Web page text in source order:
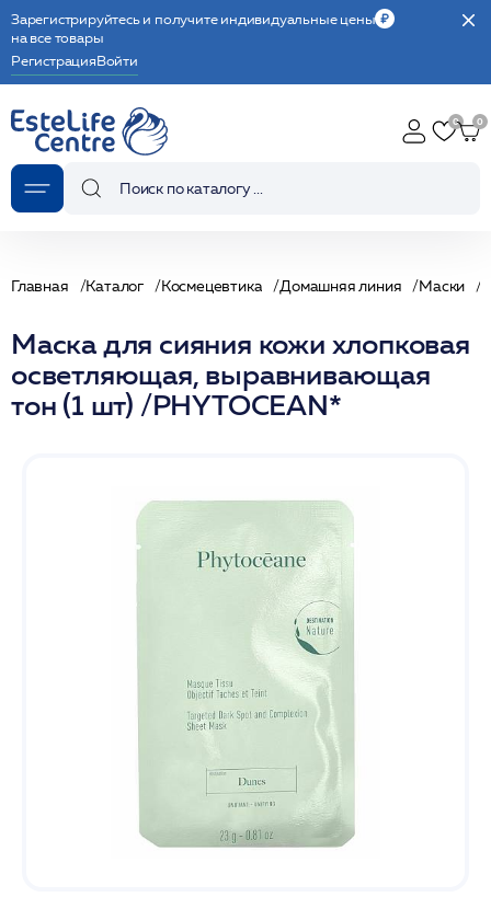
Зарегистрируйтесь и получите индивидуальные цены
на все товары
РегистрацияВойти
Главная Каталог Космецевтика Домашняя линия Маски
Маска для сияния кожи хлопковая
осветляющая, выравнивающая
тон (1 шт) /PHYTOCEAN*